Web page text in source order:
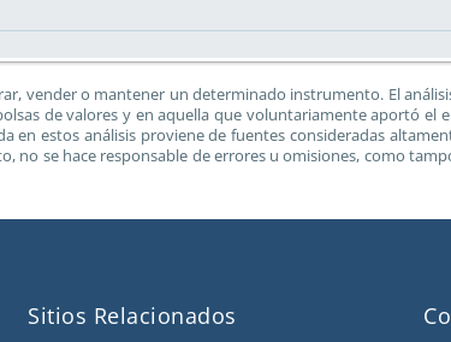
vender o mantener un determinado instrumento. El
de valores y en aquella que voluntariamente aportó el
estos análisis proviene de fuentes consideradas
se hace responsable de errores u omisiones, como
Sitios Relacionados